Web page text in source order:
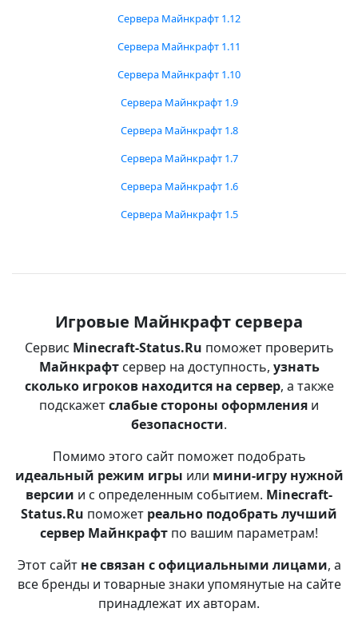
Сервера Майнкрафт 1.12
Сервера Майнкрафт 1.11
Сервера Майнкрафт 1.10
Сервера Майнкрафт 1.9
Сервера Майнкрафт 1.8
Сервера Майнкрафт 1.7
Сервера Майнкрафт 1.6
Сервера Майнкрафт 1.5
Игровые Майнкрафт сервера
Сервис Minecraft-Status.Ru поможет проверить
Майнкрафтсервер на доступность, узнать
сколько игроков находится на сервер, а также
подскажетслабые стороны оформления и
безопасности.
Помимо этого сайт поможет подобрать
идеальный режим игры или мини-игру нужной
версии и с определенным событием. Minecraft-
Status.Ru поможет реально подобрать лучший
сервер Майнкрафт по вашим параметрам!
Этот сайт не связан с официальными лицами, а
все бренды и товарные знаки упомянутые на сайте
принадлежат их авторам.